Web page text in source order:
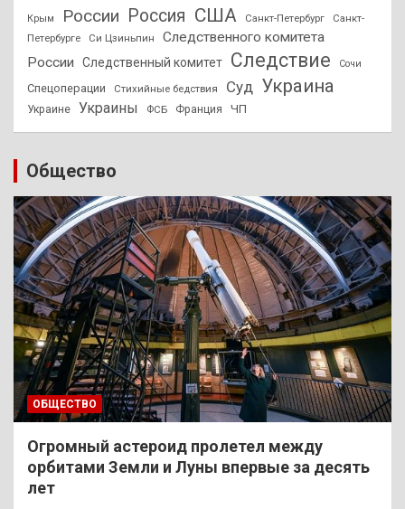
Крым России Россия США Санкт-Петербург
Санкт-
Петербурге
Си Цзиньпин
Следственного комитета
России
Следственный комитет Следствие Сочи
Спецоперации Стихийные бедствия Суд Украина
Украине Украины ФСБ Франция ЧП
Общество
ОБЩЕСТВО
Огромный астероид пролетел между
орбитами Земли и Луны впервые за десять
лет